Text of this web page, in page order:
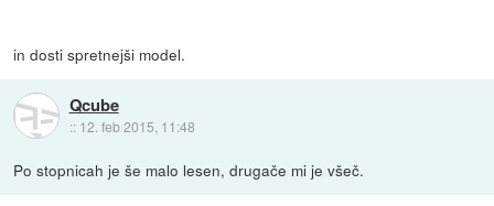
in dosti spretnejši model.
Qcube
:: 12. feb 2015, 11:48
Po stopnicah je še malo lesen, drugače mi je všeč.